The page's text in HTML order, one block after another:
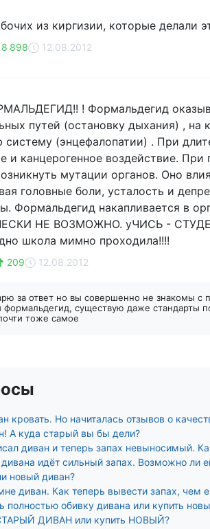
из киргизии, которые делали
8 898 12.08.2012
! Формальдегид
путей (остановку дыхания) ,
(энцефалопатии) . При
и канцерогенное воздействие.
мутации органов. Оно
головные боли, усталость и
Формальдегид накапливается в
НЕ ВОЗМОЖНО. уЧИСЬ -
школа мимно проходила!!!!
209 12.08.2012
за ответ но вы совершенно не знакомы с
формальдегид, существую даже
тоже самое
кровать. Но начиталась отзывов о
А куда старый вы бы дели?
диван и теперь запах невыносимый.
идёт сильный запах. Возможно ли
новый диван?
диван. Как теперь вывести запах, чем
полностью обивку дивана или купить
ДИВАН или купить НОВЫЙ?